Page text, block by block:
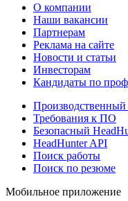
О компании
Наши вакансии
Партнерам
Реклама на сайте
Новости и статьи
Инвесторам
Кандидаты по
Производственный
Требования к ПО
Безопасный
HeadHunter API
Поиск работы
Поиск по резюме
Мобильное приложение